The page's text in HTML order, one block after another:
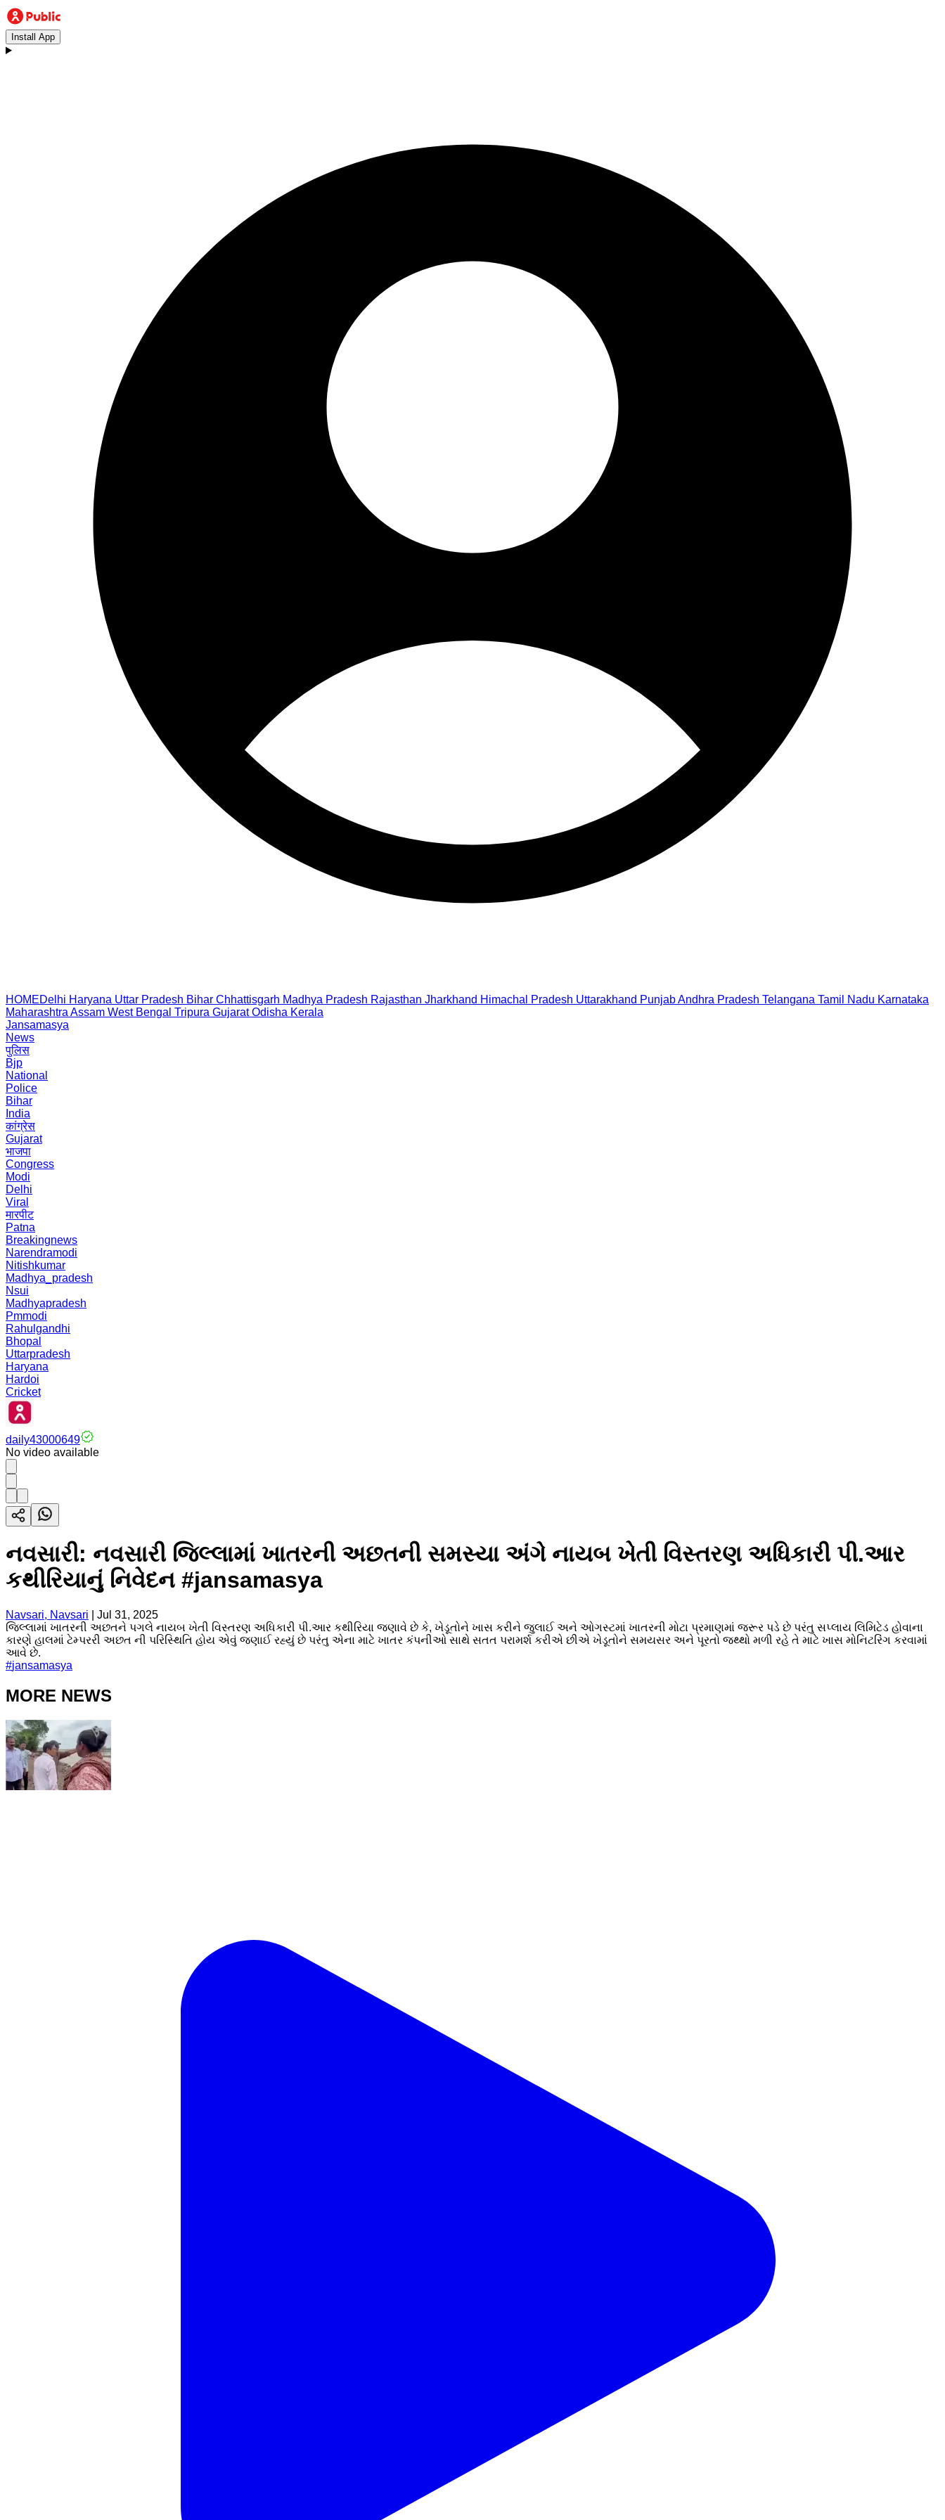
Install App
HOMEDelhi Haryana Uttar Pradesh Bihar Chhattisgarh Madhya Pradesh Rajasthan Jharkhand Himachal Pradesh Uttarakhand PunjabAndhra Pradesh Telangana Tamil Nadu Karnataka
Maharashtra Assam West Bengal Tripura Gujarat Odisha Kerala
Jansamasya
News
पुलिस
Bjp
National
Police
Bihar
India
कांग्रेस
Gujarat
भाजपा
Congress
Modi
Delhi
Viral
मारपीट
Patna
Breakingnews
Narendramodi
Nitishkumar
Madhya_pradesh
Nsui
Madhyapradesh
Pmmodi
Rahulgandhi
Bhopal
Uttarpradesh
Haryana
Hardoi
Cricket
daily43000649
No video available
નવસારી: નવસારી જિલ્લામાં ખાતરની અછતની સમસ્યા અંગે નાયબ ખેતી વિસ્તરણ અધિકારી પી.આર
કથીરિયાનું નિવેદન #jansamasya
Navsari, Navsari
Jul 31, 2025
જિલ્લામાં ખાતરની અછતને પગલે નાયબ ખેતી વિસ્તરણ અધિકારી પી.આર કથીરિયા જણાવે છે કે, ખેડૂતોને ખાસ કરીને જુલાઈ અને ઓગસ્ટમાં ખાતરની મોટા પ્રમાણમાં જરૂર પડે છે પરંતુ સપ્લાય લિમિટેડ હોવાના
કારણે હાલમાં ટેમ્પરરી અછત ની પરિસ્થિતિ હોય એવું જણાઈ રહ્યું છે પરંતુ એના માટે ખાતર કંપનીઓ સાથે સતત પરામર્શ કરીએ છીએ ખેડૂતોને સમયસર અને પૂરતો જથ્થો મળી રહે તે માટે ખાસ મોનિટરિંગ કરવામાં
આવે છે.
#jansamasya
MORE NEWS